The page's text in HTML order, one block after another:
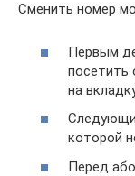
Сменить номер
Первым
посетить
на
которой
Перед